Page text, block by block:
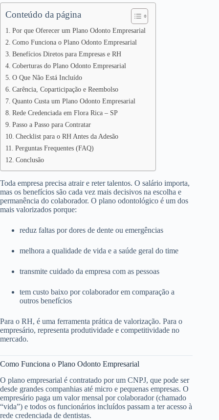
Conteúdo da página
Por que Oferecer um Plano Odonto Empresarial
Como Funciona o Plano Odonto Empresarial
Benefícios Diretos para Empresas e RH
Coberturas do Plano Odonto Empresarial
O Que Não Está Incluído
Carência, Coparticipação e Reembolso
Quanto Custa um Plano Odonto Empresarial
Rede Credenciada em Flora Rica – SP
Passo a Passo para Contratar
Checklist para o RH Antes da Adesão
Perguntas Frequentes (FAQ)
Conclusão
Toda empresa precisa atrair e reter talentos. O salário importa,
mas os benefícios são cada vez mais decisivos na escolha e
permanência do colaborador. O plano odontológico é um dos
mais valorizados porque:
reduz faltas por dores de dente ou emergências
melhora a qualidade de vida e a saúde geral do time
transmite cuidado da empresa com as pessoas
tem custo baixo por colaborador em comparação a
outros benefícios
Para o RH, é uma ferramenta prática de valorização. Para o
empresário, representa produtividade e competitividade no
mercado.
Como Funciona o Plano Odonto Empresarial
O plano empresarial é contratado por um CNPJ, que pode ser
desde grandes companhias até micro e pequenas empresas. O
empresário paga um valor mensal por colaborador (chamado
“vida”) e todos os funcionários incluídos passam a ter acesso à
rede credenciada de dentistas.